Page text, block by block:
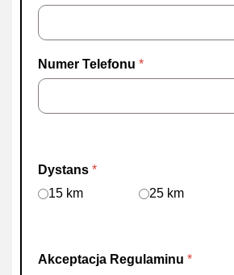
Numer Telefonu *
Dystans *
15 km
25 km
Akceptacja Regulaminu *